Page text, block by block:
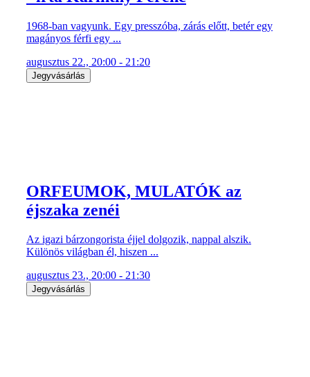
1968-ban vagyunk. Egy presszóba, zárás előtt, betér egy
magányos férfi egy ...
augusztus 22., 20:00 - 21:20
Jegyvásárlás
ORFEUMOK, MULATÓK az
éjszaka zenéi
Az igazi bárzongorista éjjel dolgozik, nappal alszik.
Különös világban él, hiszen ...
augusztus 23., 20:00 - 21:30
Jegyvásárlás